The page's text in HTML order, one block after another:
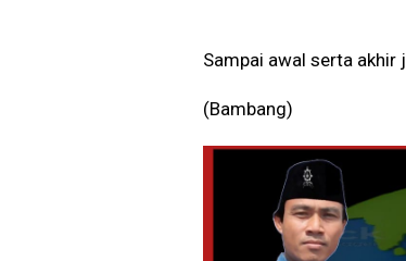
Sampai awal serta akhir
(Bambang)